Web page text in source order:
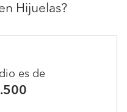
Hijuelas?
es de